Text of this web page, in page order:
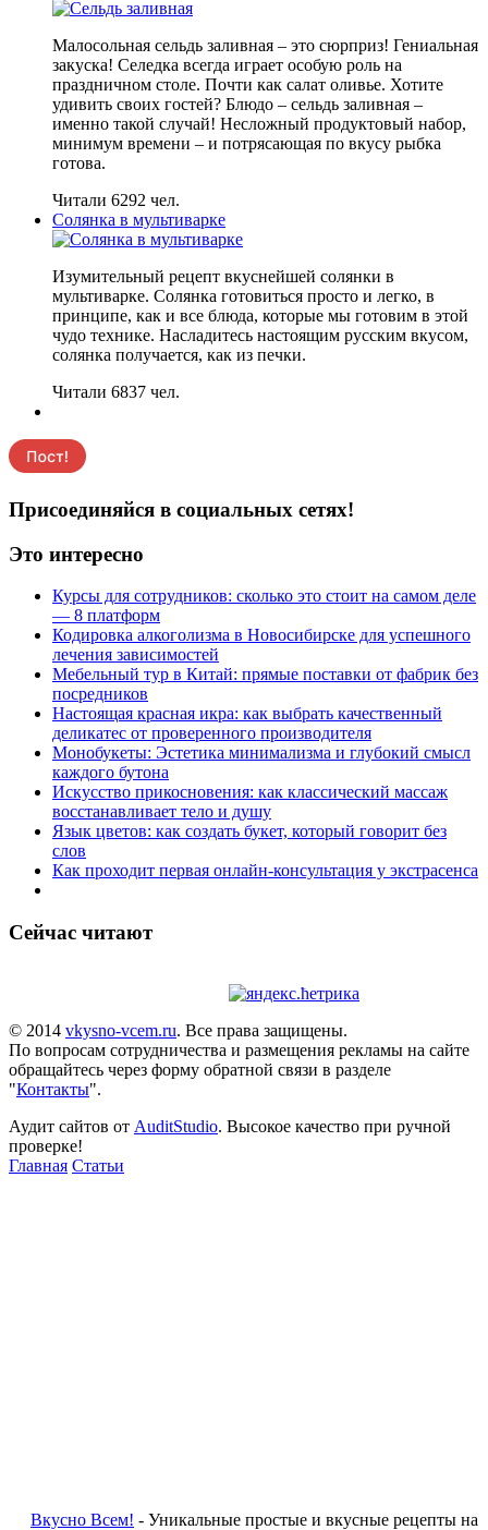
Малосольная сельдь заливная – это сюрприз! Гениальная
закуска! Селедка всегда играет особую роль на
праздничном столе. Почти как салат оливье. Хотите
удивить своих гостей? Блюдо – сельдь заливная –
именно такой случай! Несложный продуктовый набор,
минимум времени – и потрясающая по вкусу рыбка
готова.
Читали 6292 чел.
Солянка в мультиварке
Изумительный рецепт вкуснейшей солянки в
мультиварке. Солянка готовиться просто и легко, в
принципе, как и все блюда, которые мы готовим в этой
чудо технике. Насладитесь настоящим русским вкусом,
солянка получается, как из печки.
Читали 6837 чел.
Присоединяйся в социальных сетях!
Это интересно
Курсы для сотрудников: сколько это стоит на самом деле
— 8 платформ
Кодировка алкоголизма в Новосибирске для успешного
лечения зависимостей
Мебельный тур в Китай: прямые поставки от фабрик без
посредников
Настоящая красная икра: как выбрать качественный
деликатес от проверенного производителя
Монобукеты: Эстетика минимализма и глубокий смысл
каждого бутона
Искусство прикосновения: как классический массаж
восстанавливает тело и душу
Язык цветов: как создать букет, который говорит без
слов
Как проходит первая онлайн-консультация у экстрасенса
Сейчас читают
© 2014 vkysno-vcem.ru. Все права защищены.
По вопросам сотрудничества и размещения рекламы на сайте
обращайтесь через форму обратной связи в разделе
"Контакты".
Аудит сайтов от AuditStudio. Высокое качество при ручной
проверке!
Главная Статьи
Вкусно Всем! - Уникальные простые и вкусные рецепты на